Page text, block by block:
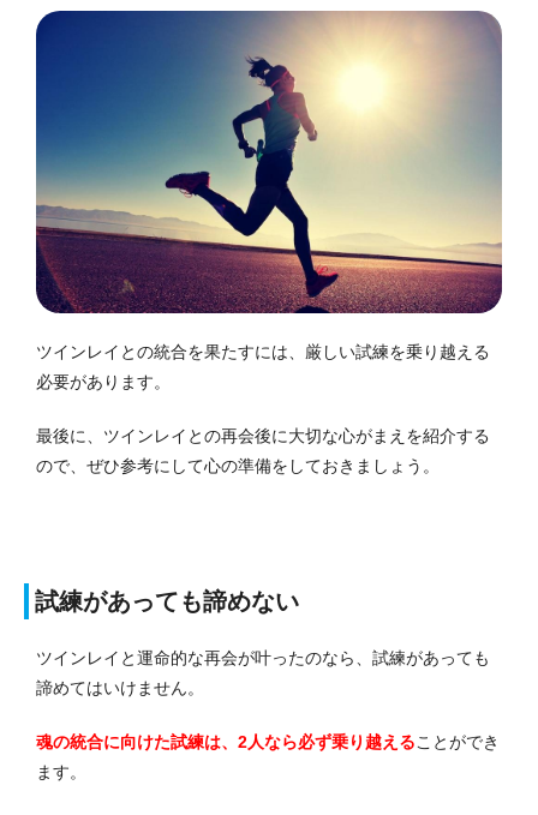
ツインレイとの統合を果たすには、厳しい試練を乗り越える
必要があります。
最後に、ツインレイとの再会後に大切な心がまえを紹介する
ので、ぜひ参考にして心の準備をしておきましょう。
試練があっても諦めない
ツインレイと運命的な再会が叶ったのなら、試練があっても
諦めてはいけません。
魂の統合に向けた試練は、2人なら必ず乗り越えることができ
ます。